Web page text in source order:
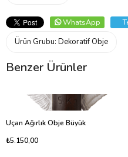
WhatsApp
Ürün Grubu: Dekoratif Obje
Benzer Ürünler
Uçan Ağırlık Obje Büyük
₺5.150,00